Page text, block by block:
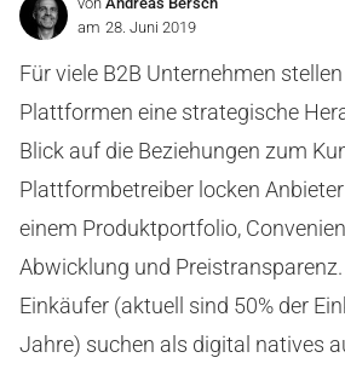
am 28. Juni 2019
Für viele B2B Unternehmen
Plattformen eine strategische
Blick auf die Beziehungen zum
Plattformbetreiber locken
einem Produktportfolio,
Abwicklung und
Einkäufer (aktuell sind 50% der
Jahre) suchen als digital natives